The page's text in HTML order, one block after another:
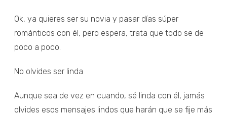
Ok, ya quieres ser su novia y pasar días súper
románticos con él, pero espera, trata que todo se de
poco a poco.
No olvides ser linda
Aunque sea de vez en cuando, sé linda con él, jamás
olvides esos mensajes lindos que harán que se fije más